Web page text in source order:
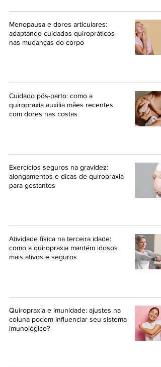
Menopausa e dores articulares:
adaptando cuidados quiropráticos
nas mudanças do corpo
Cuidado pós-parto: como a
quiropraxia auxilia mães recentes
com dores nas costas
Exercícios seguros na gravidez:
alongamentos e dicas de quiropraxia
para gestantes
Atividade física na terceira idade:
como a quiropraxia mantém idosos
mais ativos e seguros
Quiropraxia e imunidade: ajustes na
coluna podem influenciar seu sistema
imunológico?